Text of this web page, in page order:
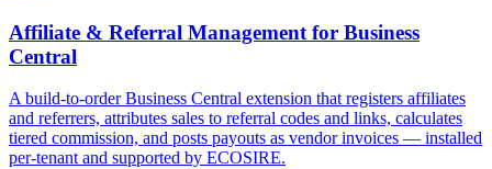
Affiliate & Referral Management for Business
Central
A build-to-order Business Central extension that registers affiliates
and referrers, attributes sales to referral codes and links, calculates
tiered commission, and posts payouts as vendor invoices — installed
per-tenant and supported by ECOSIRE.